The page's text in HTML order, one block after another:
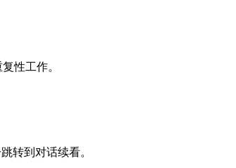
性工作。
转到对话续看。